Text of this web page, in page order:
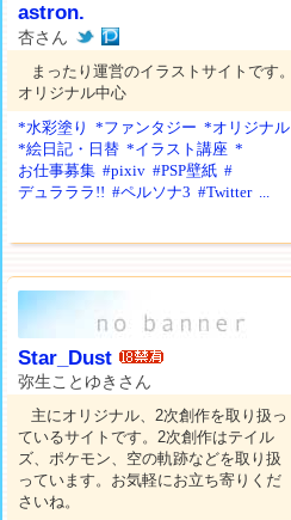
astron.
杏さん
まったり運営のイラストサイトです。
オリジナル中心
*水彩塗り
*ファンタジー *オリジナル
*絵日記・日替 *イラスト講座 *
お仕事募集 #pixiv #PSP壁紙 #
デュラララ!! #ペルソナ3 #Twitter ...
Star_Dust
弥生ことゆきさん
主にオリジナル、2次創作を取り扱っ
ているサイトです。2次創作はテイル
ズ、ポケモン、空の軌跡などを取り扱
っています。お気軽にお立ち寄りくだ
さいね。